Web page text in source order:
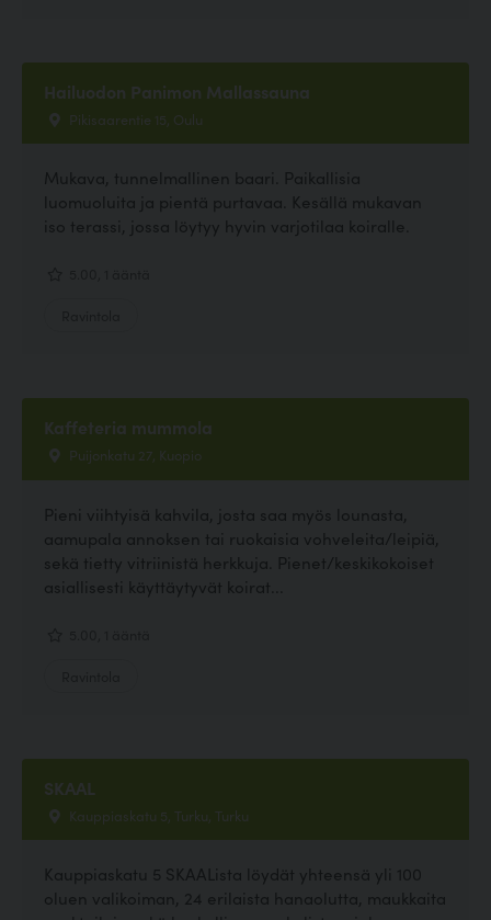
Hailuodon Panimon Mallassauna
Pikisaarentie 15, Oulu
Mukava, tunnelmallinen baari. Paikallisia
luomuoluita ja pientä purtavaa. Kesällä mukavan
iso terassi, jossa löytyy hyvin varjotilaa koiralle.
Kaffeteria mummola
Puijonkatu 27, Kuopio
Pieni viihtyisä kahvila, josta saa myös lounasta,
aamupala annoksen tai ruokaisia vohveleita/leipiä,
sekä tietty vitriinistä herkkuja. Pienet/keskikokoiset
asiallisesti käyttäytyvät koirat...
SKAAL
Kauppiaskatu 5, Turku, Turku
Kauppiaskatu 5 SKAALista löydät yhteensä yli 100
oluen valikoiman, 24 erilaista hanaolutta, maukkaita